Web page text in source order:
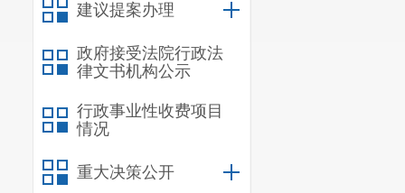
建议提案办理
政府接受法院行政法
律文书机构公示
行政事业性收费项目
情况
重大决策公开